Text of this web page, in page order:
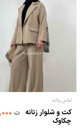
لباس زنانه
کت و شلوار زنانه
چکاوک
ت2,590,000